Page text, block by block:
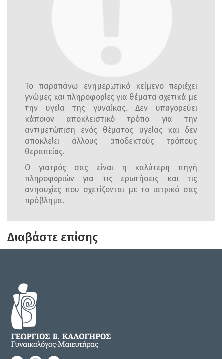
Το παραπάνω ενημερωτικό κείμενο περιέχει
γνώμες και πληροφορίες για θέματα σχετικά με
την υγεία της γυναίκας. Δεν υπαγορεύει
κάποιον αποκλειστικό τρόπο για την
αντιμετώπιση ενός θέματος υγείας και δεν
αποκλείει άλλους αποδεκτούς τρόπους
θεραπείας.
Ο γιατρός σας είναι η καλύτερη πηγή
πληροφοριών για τις ερωτήσεις και τις
ανησυχίες που σχετίζονται με το ιατρικό σας
πρόβλημα.
Διαβάστε επίσης